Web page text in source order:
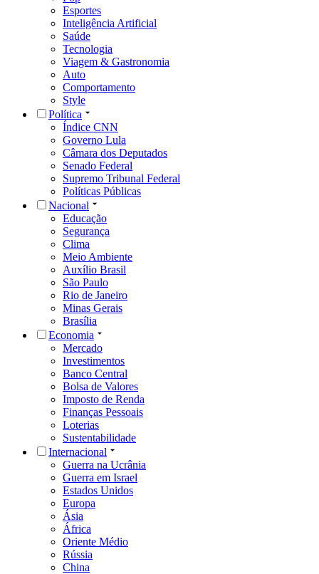
Esportes
Inteligência Artificial
Saúde
Tecnologia
Viagem & Gastronomia
Auto
Comportamento
Style
Política
Índice CNN
Governo Lula
Câmara dos Deputados
Senado Federal
Supremo Tribunal Federal
Políticas Públicas
Nacional
Educação
Segurança
Clima
Meio Ambiente
Auxílio Brasil
São Paulo
Rio de Janeiro
Minas Gerais
Brasília
Economia
Mercado
Investimentos
Banco Central
Bolsa de Valores
Imposto de Renda
Finanças Pessoais
Loterias
Sustentabilidade
Internacional
Guerra na Ucrânia
Guerra em Israel
Estados Unidos
Europa
Ásia
África
Oriente Médio
Rússia
China